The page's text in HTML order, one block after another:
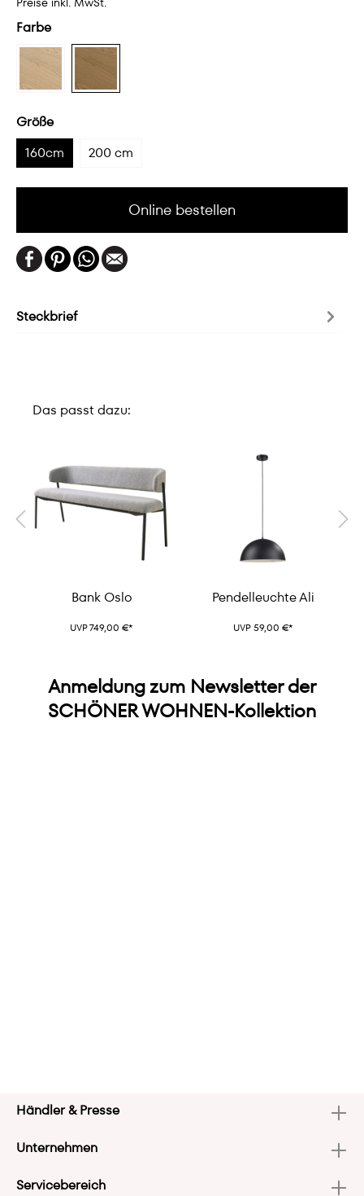
Farbe
Größe
160cm
200 cm
Online bestellen
Steckbrief
Das passt dazu:
Bank Oslo
UVP 749,00 €*
Pendelleuchte Ali
UVP 59,00 €*
Anmeldung zum Newsletter der
SCHÖNER WOHNEN-Kollektion
Händler & Presse
Unternehmen
Servicebereich